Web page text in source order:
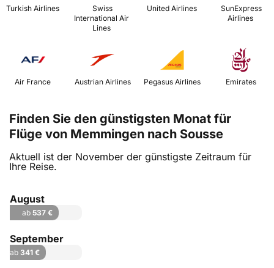
Turkish Airlines
International Air
Lines
United Airlines
Airlines
Air France Austrian Airlines Emirates
Finden Sie den günstigsten Monat für
Flüge von Memmingen nach Sousse
Aktuell ist der November der günstigste Zeitraum für
Ihre Reise.
August
ab 537 €
September
ab 341 €